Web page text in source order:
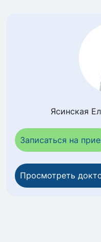
Ясинская
Записаться на
Просмотреть